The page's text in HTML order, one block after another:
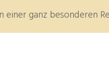
ganz besonderen